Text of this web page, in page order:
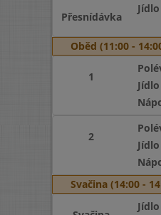
Přesnídávka
Jídlo
Oběd (11:00 -
1
Jídlo
2
Jídlo
Svačina (14:00 -
Jídlo